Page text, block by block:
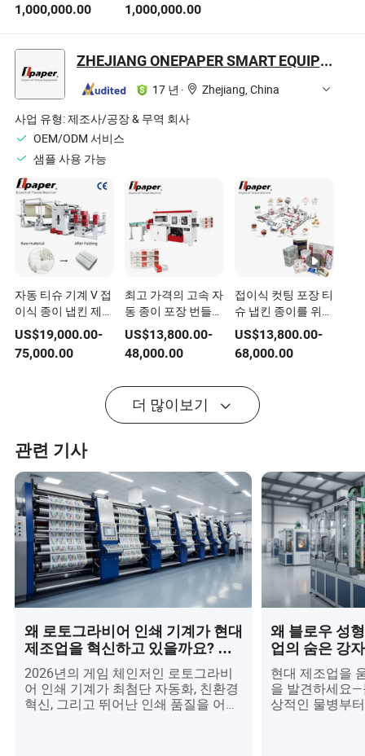
1,000,000.00
프레스
1,000,000.00
ZHEJIANG ONEPAPER SMART EQUIPMENT CO., LTD.
17 년 ·
Zhejiang, China
사업 유형:제조사/공장 & 무역 회사
OEM/ODM 서비스
샘플 사용 가능
자동 티슈 기계 V 접
이식 종이 냅킨 제조
기계 자동 손 타올
생산 라인 판매용 기
계
US$19,000.00-
75,000.00
최고 가격의 고속 자
동 종이 포장 번들
기계
US$13,800.00-
48,000.00
접이식 컷팅 포장 티
슈 냅킨 종이를 위한
완전 자동 티슈 기계
라인
US$13,800.00-
68,000.00
더 많이보기
관련 기사
왜 로토그라비어 인쇄 기계가 현대
제조업을 혁신하고 있을까요? 놀
라실 겁니다!
2026년의 게임 체인저인 로토그라비
어 인쇄 기계가 최첨단 자동화, 친환경
혁신, 그리고 뛰어난 인쇄 품질을 어떻
왜 블로우 성
업의 숨은 강
현대 제조업을
을 발견하세요
상적인 물병부